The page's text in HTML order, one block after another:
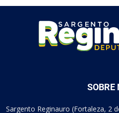
SOBRE
Sargento Reginauro (Fortaleza, 2